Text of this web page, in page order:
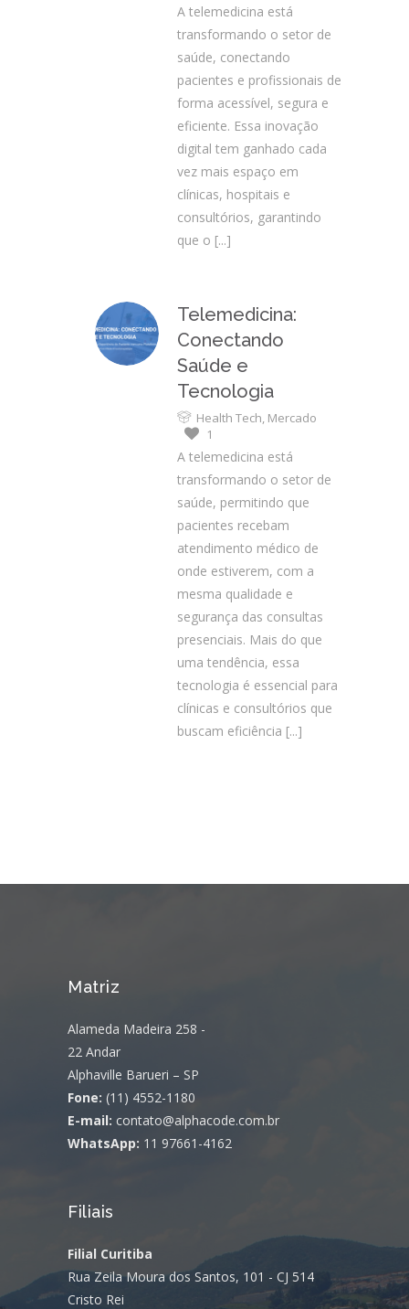
A telemedicina está
transformando o setor de
saúde, conectando
pacientes e profissionais de
forma acessível, segura e
eficiente. Essa inovação
digital tem ganhado cada
vez mais espaço em
clínicas, hospitais e
consultórios, garantindo
que o [...]
Telemedicina:
Conectando
Saúde e
Tecnologia
Health Tech, Mercado
1
A telemedicina está
transformando o setor de
saúde, permitindo que
pacientes recebam
atendimento médico de
onde estiverem, com a
mesma qualidade e
segurança das consultas
presenciais. Mais do que
uma tendência, essa
tecnologia é essencial para
clínicas e consultórios que
buscam eficiência [...]
Matriz
Alameda Madeira 258 -
22 Andar
Alphaville Barueri – SP
Fone: (11) 4552-1180
E-mail: contato@alphacode.com.br
WhatsApp: 11 97661-4162
Filiais
Filial Curitiba
Rua Zeila Moura dos Santos, 101 - CJ 514
Cristo Rei